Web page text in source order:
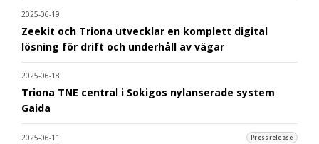
2025-06-19
Zeekit och Triona utvecklar en komplett digital
lösning för drift och underhåll av vägar
2025-06-18
Triona TNE central i Sokigos nylanserade system
Gaida
2025-06-11 Pressrelease